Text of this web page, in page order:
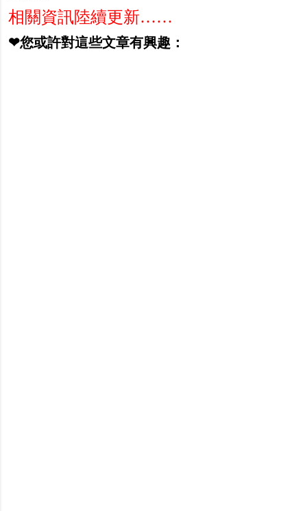
相關資訊陸續更新……
❤您或許對這些文章有興趣：